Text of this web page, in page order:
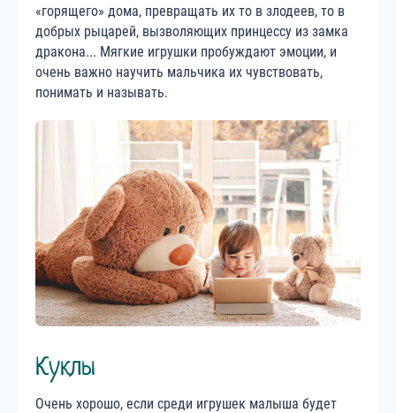
«горящего» дома, превращать их то в злодеев, то в
добрых рыцарей, вызволяющих принцессу из замка
дракона... Мягкие игрушки пробуждают эмоции, и
очень важно научить мальчика их чувствовать,
понимать и называть.
Куклы
Очень хорошо, если среди игрушек малыша будет